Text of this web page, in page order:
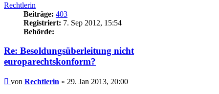
Rechtlerin
Beiträge: 403
Registriert: 7. Sep 2012, 15:54
Behörde:
Re: Besoldungsüberleitung nicht
europarechtskonform?
Beitrag
von Rechtlerin » 29. Jan 2013, 20:00